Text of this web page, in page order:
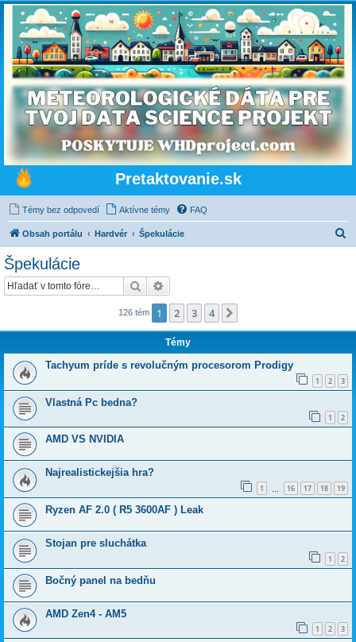
Pretaktovanie.sk
Témy bez odpovedí Aktívne témy FAQ
Obsah portálu Hardvér Špekulácie
Špekulácie
Hľadať
126 tém 1 2 3 4
Témy
Tachyum príde s revolučným procesorom Prodigy
1 2 3
Vlastná Pc bedna?
1 2
AMD VS NVIDIA
Najrealistickejšia hra?
1 16 17 18 19
Ryzen AF 2.0 ( R5 3600AF ) Leak
Stojan pre sluchátka
1 2
Bočný panel na bedňu
AMD Zen4 - AM5
1 2 3